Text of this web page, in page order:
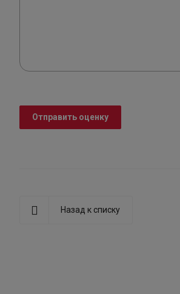
Отправить оценку
Назад к списку